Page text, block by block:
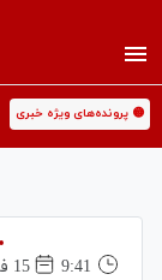
🟡 پرونده‌های ویژه خبری
9:41
15 فروردين 1405